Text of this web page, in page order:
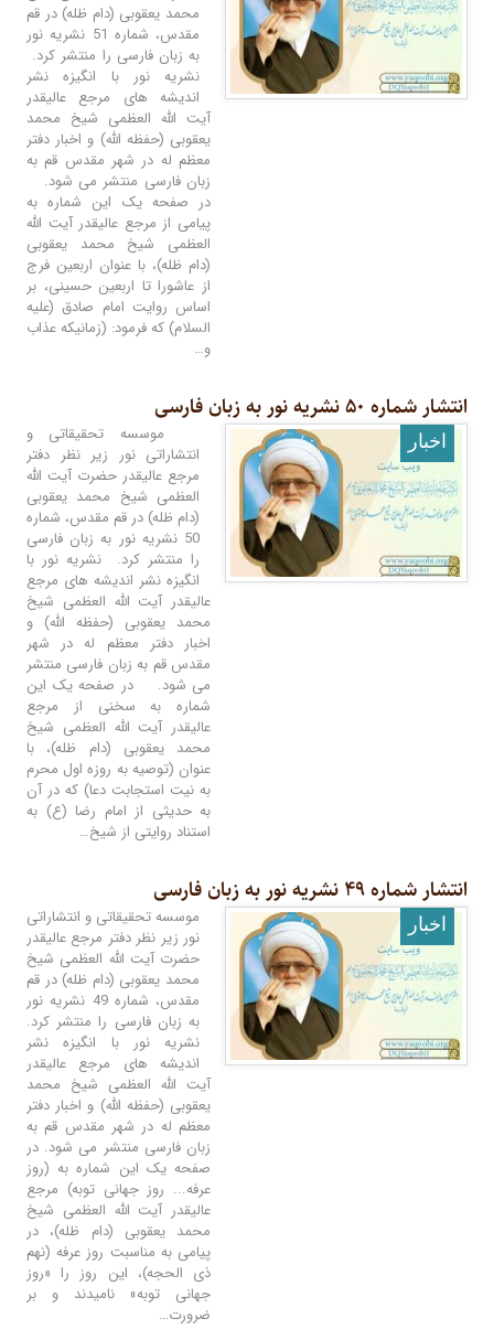
محمد یعقوبی (دام ظله) در قم
مقدس، شماره 51 نشریه نور
به زبان فارسی را منتشر کرد.
نشریه نور با انگیزه نشر
اندیشه های مرجع عالیقدر
آیت الله العظمی شیخ محمد
یعقوبی (حفظه الله) و اخبار دفتر
معظم له در شهر مقدس قم به
زبان فارسی منتشر می شود.
در صفحه یک این شماره به
پیامی از مرجع عالیقدر آیت ‌الله
العظمی شیخ محمد یعقوبی
(دام ظله)، با عنوان اربعین فرج
از عاشورا تا اربعین حسینی، بر
اساس روایت امام صادق (علیه
السلام) که فرمود: (زمانیکه عذاب
و…
انتشار شماره ۵۰ نشریه نور به زبان فارسی
اخبار
موسسه تحقیقاتی و
انتشاراتی نور زیر نظر دفتر
مرجع عالیقدر حضرت آیت الله
العظمی شیخ محمد یعقوبی
(دام ظله) در قم مقدس، شماره
50 نشریه نور به زبان فارسی
را منتشر کرد. نشریه نور با
انگیزه نشر اندیشه های مرجع
عالیقدر آیت الله العظمی شیخ
محمد یعقوبی (حفظه الله) و
اخبار دفتر معظم له در شهر
مقدس قم به زبان فارسی منتشر
می شود. در صفحه یک این
شماره به سخنی از مرجع
عالیقدر آیت ‌الله العظمی شیخ
محمد یعقوبی (دام ظله)، با
عنوان (توصیه به روزه اول محرم
به نیت استجابت دعا) که در آن
به حدیثی از امام رضا (ع) به
استناد روایتی از شیخ…
انتشار شماره ۴۹ نشریه نور به زبان فارسی
اخبار
موسسه تحقیقاتی و انتشاراتی
نور زیر نظر دفتر مرجع عالیقدر
حضرت آیت الله العظمی شیخ
محمد یعقوبی (دام ظله) در قم
مقدس، شماره 49 نشریه نور
به زبان فارسی را منتشر کرد.
نشریه نور با انگیزه نشر
اندیشه های مرجع عالیقدر
آیت الله العظمی شیخ محمد
یعقوبی (حفظه الله) و اخبار دفتر
معظم له در شهر مقدس قم به
زبان فارسی منتشر می شود. در
صفحه یک این شماره به (روز
عرفه... روز جهانی توبه) مرجع
عالیقدر آیت ‌الله العظمی شیخ
محمد یعقوبی (دام ظله)، در
پیامی به مناسبت روز عرفه (نهم
ذی ‌الحجه)، این روز را «روز
جهانی توبه» نامیدند و بر
ضرورت…